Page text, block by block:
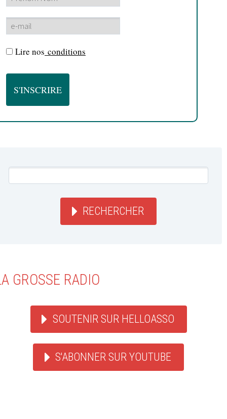
Lire nos conditions
RECHERCHER
GROSSE RADIO
SOUTENIR SUR HELLOASSO
S'ABONNER SUR YOUTUBE